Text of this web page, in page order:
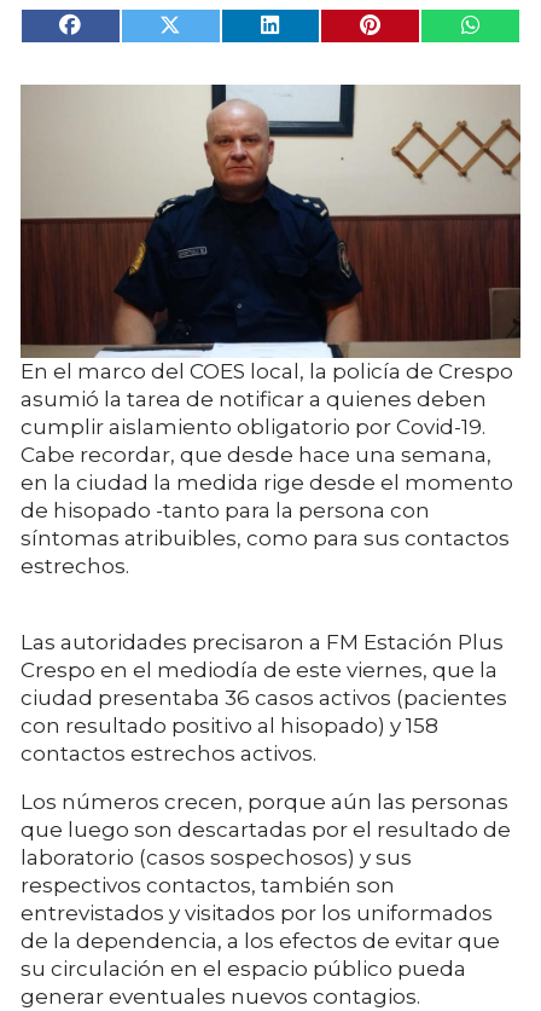
En el marco del COES local, la policía de Crespo
asumió la tarea de notificar a quienes deben
cumplir aislamiento obligatorio por Covid-19.
Cabe recordar, que desde hace una semana,
en la ciudad la medida rige desde el momento
de hisopado -tanto para la persona con
síntomas atribuibles, como para sus contactos
estrechos.
Las autoridades precisaron a FM Estación Plus
Crespo en el mediodía de este viernes, que la
ciudad presentaba 36 casos activos (pacientes
con resultado positivo al hisopado) y 158
contactos estrechos activos.
Los números crecen, porque aún las personas
que luego son descartadas por el resultado de
laboratorio (casos sospechosos) y sus
respectivos contactos, también son
entrevistados y visitados por los uniformados
de la dependencia, a los efectos de evitar que
su circulación en el espacio público pueda
generar eventuales nuevos contagios.